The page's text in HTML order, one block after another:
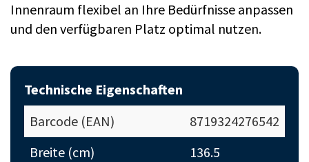
Innenraum flexibel an Ihre Bedürfnisse anpassen
und den verfügbaren Platz optimal nutzen.
Technische Eigenschaften
Barcode (EAN)
8719324276542
Breite (cm)
136.5